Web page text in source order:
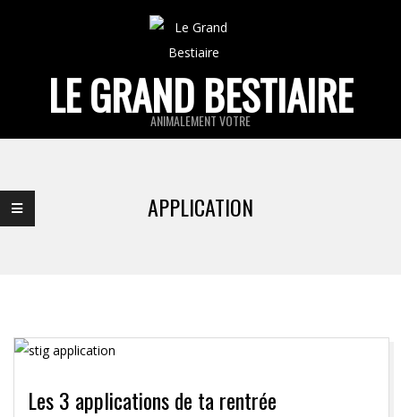
LE GRAND BESTIAIRE
ANIMALEMENT VOTRE
Menu
APPLICATION
Les 3 applications de ta rentrée